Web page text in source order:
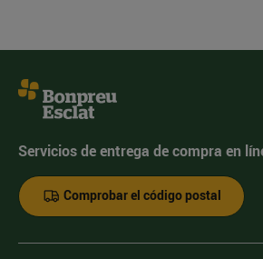
Servicios de entrega de compra en
Comprobar el código postal